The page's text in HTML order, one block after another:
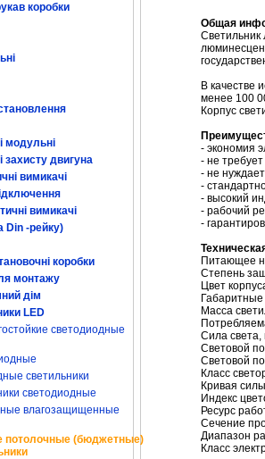
коробки
модульні
захисту двигуна
вимикачі
вимикачі
Din -рейку)
коробки
монтажу
дім
LED
светодиодные
светильники
светодиодные
влагозащищенные
потолочные (бюджетные)
Общая
Светильник
В качестве
менее 100
Корпус
- экономия
- не
- не
-
- высокий
- рабочий
-
Питающее
Степень
Цвет
Масса
Сила света,
Световой
Световой
Класс
Кривая
Индекс
Ресурс
Сечение
Диапазон
Класс